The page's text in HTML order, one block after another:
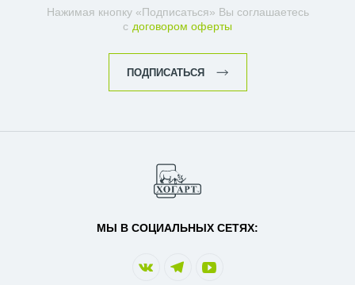
Нажимая кнопку «Подписаться» Вы соглашаетесь
с договором оферты
ПОДПИСАТЬСЯ
МЫ В СОЦИАЛЬНЫХ СЕТЯХ: